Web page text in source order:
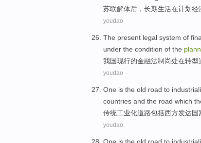
苏联解体后 ， 长期生活在计划经
youdao
The present legal system of
under the condition of the
我国现行的金融法制 尚处在转型
youdao
One is the old road to
countries and the road which
传统工业化道路包括西方发达国
youdao
One is the old road to